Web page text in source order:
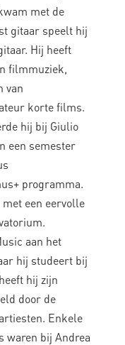
met de
gitaar speelt hij
Hij heeft
filmmuziek,
van
korte films.
hij bij Giulio
een semester
programma.
een eervolle
aan het
hij studeert bij
hij zijn
door de
Enkele
waren bij Andrea